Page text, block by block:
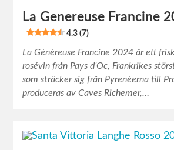
La Genereuse Francine
4.3 (7)
La Généreuse Francine 2024 är ett
rosévin från Pays d’Oc, Frankrikes
som sträcker sig från Pyrenéerna till
produceras av Caves Richemer,…